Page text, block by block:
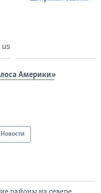
us
Америки»
Новости